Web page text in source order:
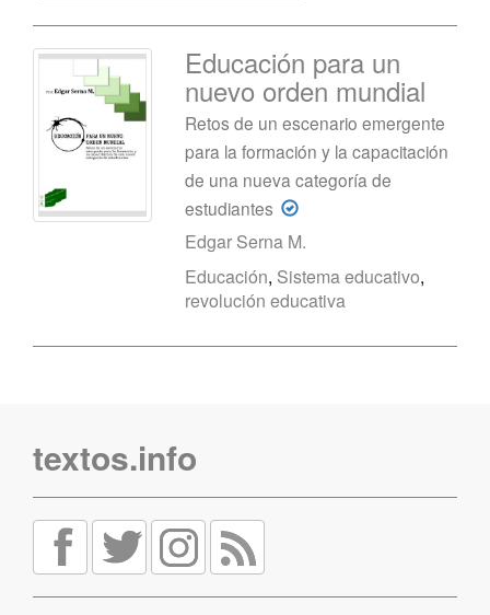
Educación para un
nuevo orden mundial
Retos de un escenario emergente
para la formación y la capacitación
de una nueva categoría de
estudiantes
Edgar Serna M.
Educación, Sistema educativo,
revolución educativa
textos.info